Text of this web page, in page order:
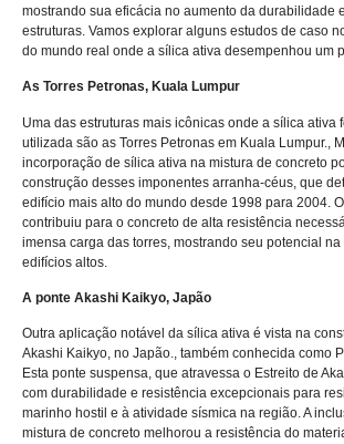
mostrando sua eficácia no aumento da durabilidade
estruturas. Vamos explorar alguns estudos de caso
do mundo real onde a sílica ativa desempenhou um
As Torres Petronas, Kuala Lumpur
Uma das estruturas mais icônicas onde a sílica ativa
utilizada são as Torres Petronas em Kuala Lumpur.,
incorporação de sílica ativa na mistura de concreto
construção desses imponentes arranha-céus, que
edifício mais alto do mundo desde 1998 para 2004.
contribuiu para o concreto de alta resistência
imensa carga das torres, mostrando seu potencial na
edifícios altos.
A ponte Akashi Kaikyo, Japão
Outra aplicação notável da sílica ativa é vista na
Akashi Kaikyo, no Japão., também conhecida como
Esta ponte suspensa, que atravessa o Estreito de
com durabilidade e resistência excepcionais para
marinho hostil e à atividade sísmica na região. A
mistura de concreto melhorou a resistência do